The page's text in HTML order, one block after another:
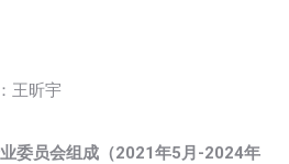
王昕宇
委员会组成（2021年5月-2024年